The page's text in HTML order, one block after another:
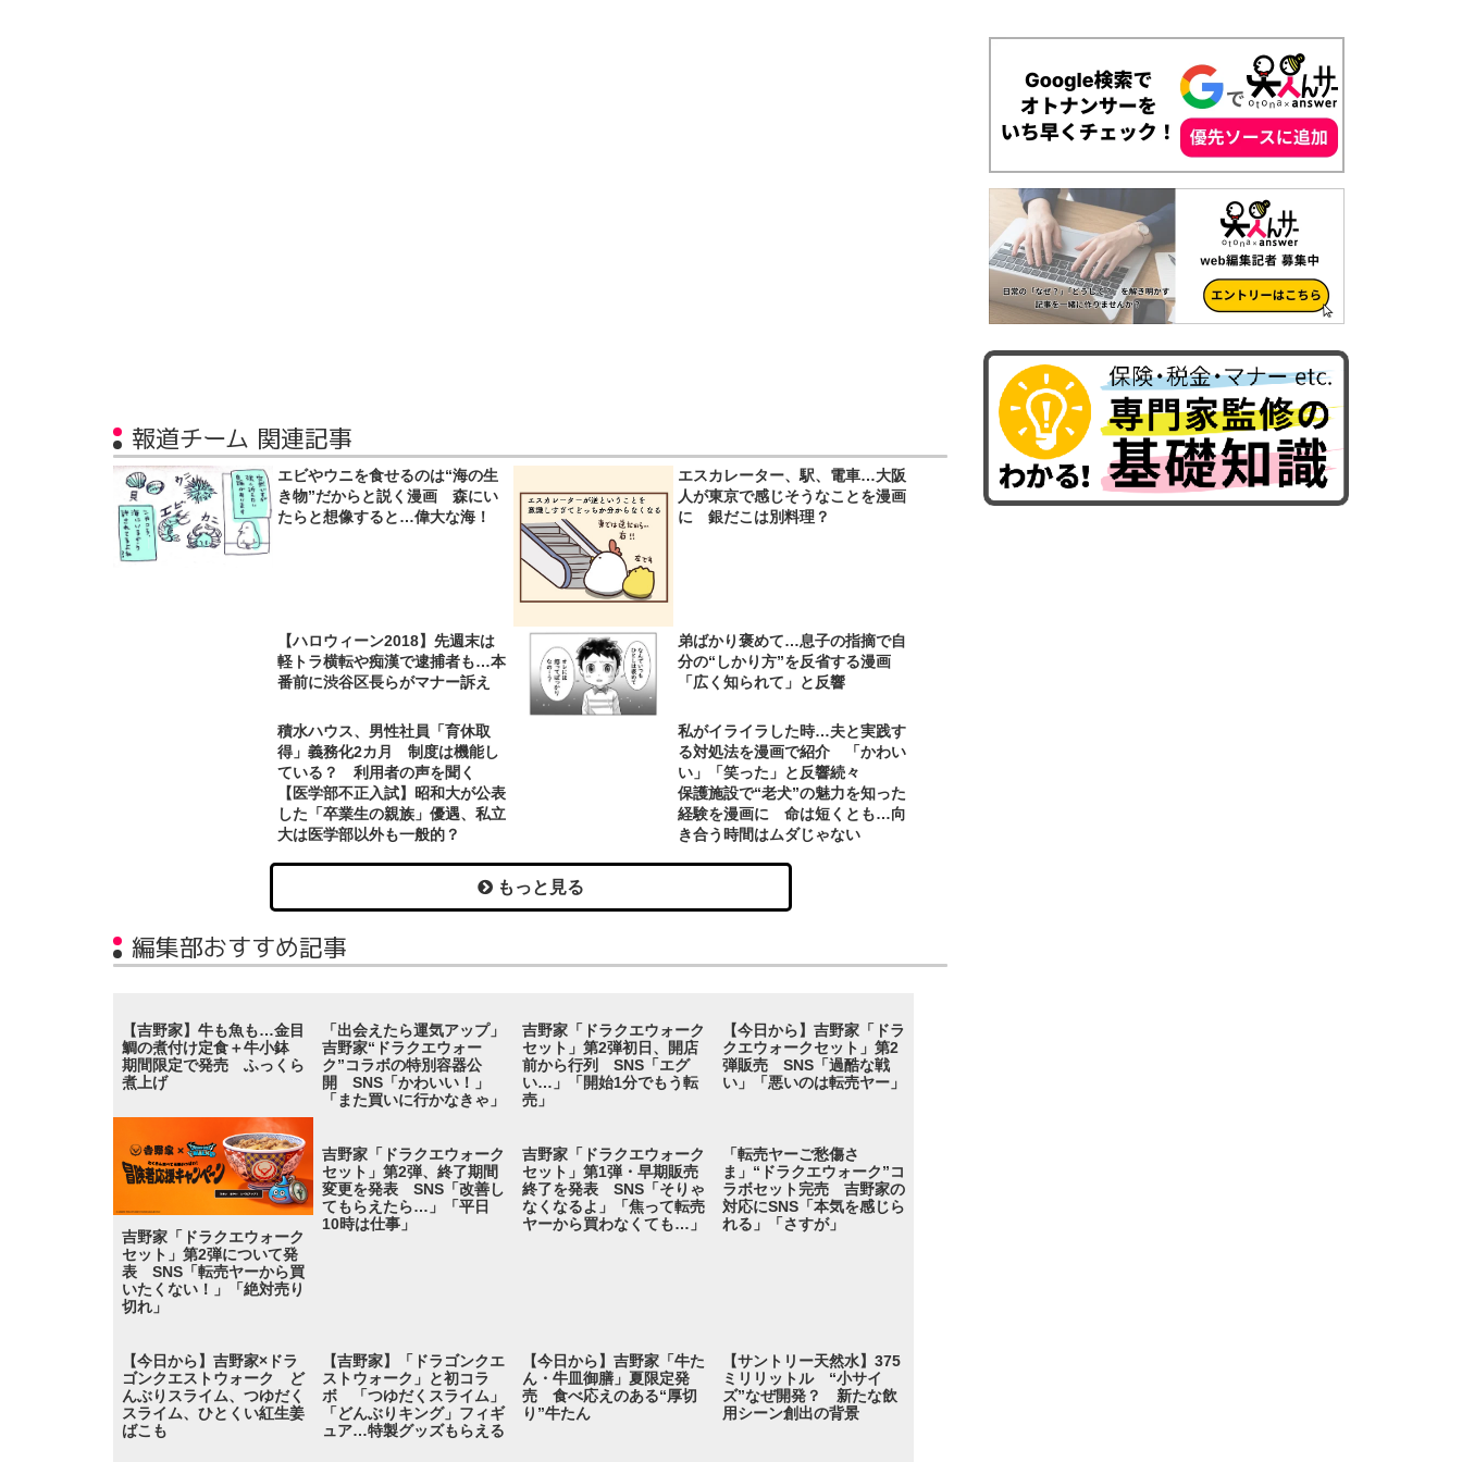
報道チーム 関連記事
エビやウニを食せるのは“海の生
き物”だからと説く漫画 森にい
たらと想像すると…偉大な海！
エスカレーター、駅、電車…大阪
人が東京で感じそうなことを漫画
に 銀だこは別料理？
【ハロウィーン2018】先週末は
軽トラ横転や痴漢で逮捕者も…本
番前に渋谷区長らがマナー訴え
弟ばかり褒めて…息子の指摘で自
分の“しかり方”を反省する漫画
「広く知られて」と反響
積水ハウス、男性社員「育休取
得」義務化2カ月 制度は機能し
ている？ 利用者の声を聞く
私がイライラした時…夫と実践す
る対処法を漫画で紹介 「かわい
い」「笑った」と反響続々
【医学部不正入試】昭和大が公表
した「卒業生の親族」優遇、私立
大は医学部以外も一般的？
保護施設で“老犬”の魅力を知った
経験を漫画に 命は短くとも…向
き合う時間はムダじゃない
もっと見る
編集部おすすめ記事
【吉野家】牛も魚も…金目
鯛の煮付け定食＋牛小鉢
期間限定で発売 ふっくら
煮上げ
「出会えたら運気アップ」
吉野家“ドラクエウォー
ク”コラボの特別容器公
開 SNS「かわいい！」
「また買いに行かなきゃ」
吉野家「ドラクエウォーク
セット」第2弾初日、開店
前から行列 SNS「エグ
い…」「開始1分でもう転
売」
【今日から】吉野家「ドラ
クエウォークセット」第2
弾販売 SNS「過酷な戦
い」「悪いのは転売ヤー」
吉野家「ドラクエウォーク
セット」第2弾について発
表 SNS「転売ヤーから買
いたくない！」「絶対売り
切れ」
吉野家「ドラクエウォーク
セット」第2弾、終了期間
変更を発表 SNS「改善し
てもらえたら…」「平日
10時は仕事」
吉野家「ドラクエウォーク
セット」第1弾・早期販売
終了を発表 SNS「そりゃ
なくなるよ」「焦って転売
ヤーから買わなくても…」
「転売ヤーご愁傷さ
ま」“ドラクエウォーク”コ
ラボセット完売 吉野家の
対応にSNS「本気を感じら
れる」「さすが」
【今日から】吉野家×ドラ
ゴンクエストウォーク ど
んぶりスライム、つゆだく
スライム、ひとくい紅生姜
ばこも
【吉野家】「ドラゴンクエ
ストウォーク」と初コラ
ボ 「つゆだくスライム」
「どんぶりキング」フィギ
ュア…特製グッズもらえる
【今日から】吉野家「牛た
ん・牛皿御膳」夏限定発
売 食べ応えのある“厚切
り”牛たん
【サントリー天然水】375
ミリリットル “小サイ
ズ”なぜ開発？ 新たな飲
用シーン創出の背景